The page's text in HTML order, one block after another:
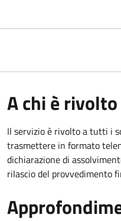
A chi è rivolto
Il servizio è rivolto a tutti i
trasmettere in formato
dichiarazione di
rilascio del provvedimento